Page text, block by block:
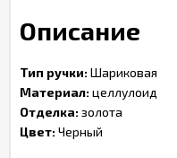
Описание
Тип ручки:Шариковая
Материал:целлулоид
Отделка:золота
Цвет:Черный